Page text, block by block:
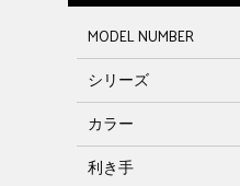
MODEL NUMBER
シリーズ
カラー
利き手